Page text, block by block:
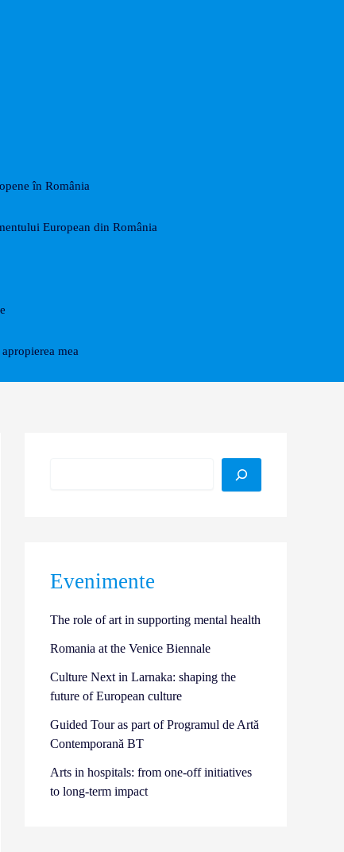
în România
European din România
mea
Evenimente
The role of art in supporting mental health
Romania at the Venice Biennale
Culture Next in Larnaka: shaping the
future of European culture
Guided Tour as part of Programul de Artă
Contemporană BT
Arts in hospitals: from one-off initiatives
to long-term impact